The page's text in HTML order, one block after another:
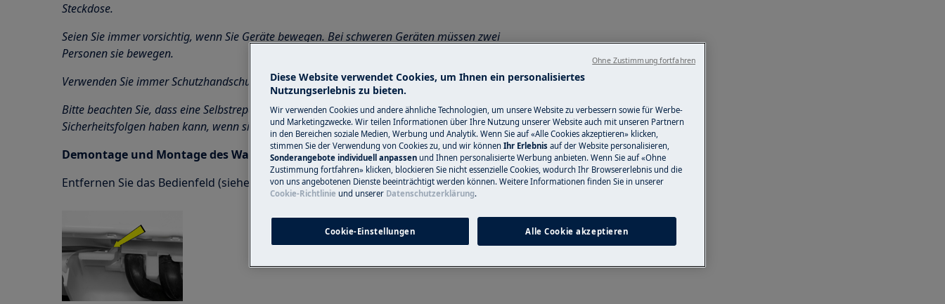
Steckdose.
Seien Sie immer vorsichtig, wenn Sie Geräte bewegen. Bei schweren Geräten müssen zwei
Personen sie bewegen.
Verwenden Sie immer Schutzhandschuhe und geschlossenes Schuhwerk.
Bitte beachten Sie, dass eine Selbstreparatur oder eine nicht professionelle Reparatur
Sicherheitsfolgen haben kann, wenn sie nicht ordnungsgemäß durchgeführt wird
Demontage und Montage des Wasserspenders
Entfernen Sie das Bedienfeld (siehe entsprechenden Absatz).
Diese Website verwendet Cookies, um Ihnen ein personalisiertes
Nutzungserlebnis zu bieten.
Wir verwenden Cookies und andere ähnliche Technologien, um unsere Website zu verbessern sowie für Werbe-
und Marketingzwecke. Wir teilen Informationen über Ihre Nutzung unserer Website auch mit unseren Partnern
in den Bereichen soziale Medien, Werbung und Analytik. Wenn Sie auf «Alle Cookies akzeptieren» klicken,
stimmen Sie der Verwendung von Cookies zu, und wir können Ihr Erlebnis auf der Website personalisieren,
Sonderangebote individuell anpassen und Ihnen personalisierte Werbung anbieten. Wenn Sie auf «Ohne
Zustimmung fortfahren» klicken, blockieren Sie nicht essenzielle Cookies, wodurch Ihr Browsererlebnis und die
von uns angebotenen Dienste beeinträchtigt werden können. Weitere Informationen finden Sie in unserer
Cookie-Richtlinie und unserer Datenschutzerklärung.
Cookie-Einstellungen Alle Cookie akzeptieren
Ohne Zustimmung fortfahren